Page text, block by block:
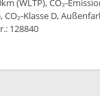
(WLTP), CO₂-
CO₂-Klasse D,
128840
Fahrzeugexposé drucken